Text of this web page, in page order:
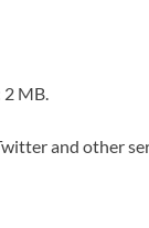
MB.
and other